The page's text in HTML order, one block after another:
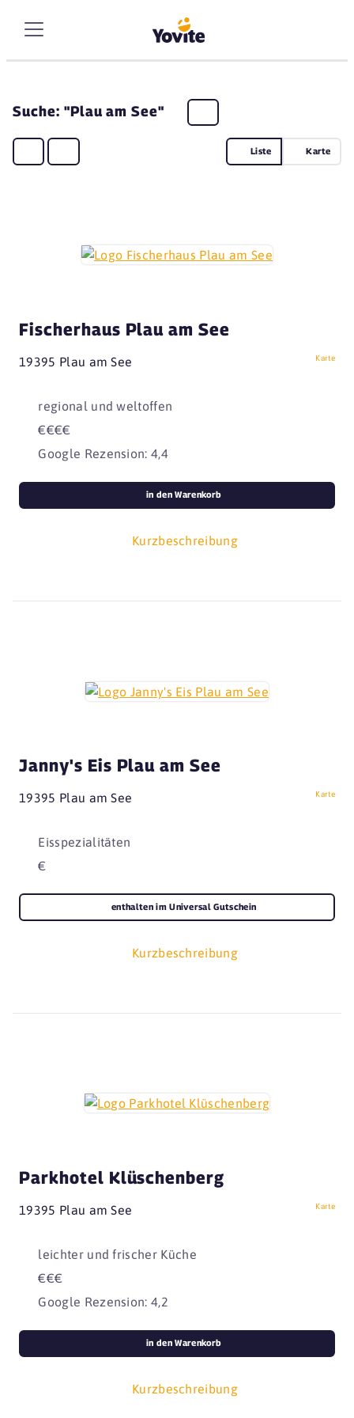
Suche: "Plau am See"
Liste Karte
Fischerhaus Plau am See
19395 Plau am See Karte
regional und weltoffen
€€€€
Google Rezension: 4,4
Kurzbeschreibung
in den Warenkorb
Janny's Eis Plau am See
19395 Plau am See Karte
Eisspezialitäten
€
Kurzbeschreibung
enthalten im Universal Gutschein
Parkhotel Klüschenberg
19395 Plau am See Karte
leichter und frischer Küche
€€€
Google Rezension: 4,2
Kurzbeschreibung
in den Warenkorb